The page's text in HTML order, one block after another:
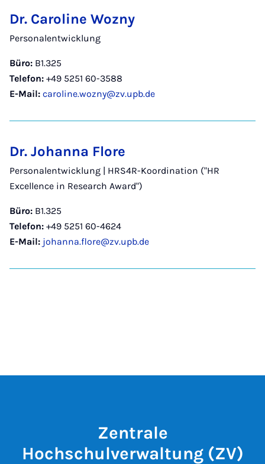
Dr. Caroline Wozny
Personalentwicklung
Büro: B1.325
Telefon: +49 5251 60-3588
E-Mail: caroline.wozny@zv.upb.de
Dr. Johanna Flore
Personalentwicklung | HRS4R-Koordination ("HR
Excellence in Research Award")
Büro: B1.325
Telefon: +49 5251 60-4624
E-Mail: johanna.flore@zv.upb.de
Zentrale
Hochschulverwaltung (ZV)